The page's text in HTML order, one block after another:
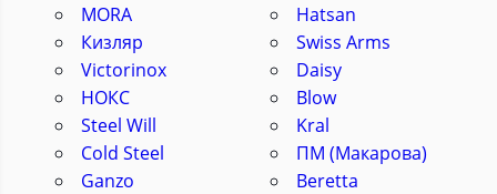
MORA
Кизляр
Victorinox
НОКС
Steel Will
Cold Steel
Ganzo
Hatsan
Swiss Arms
Daisy
Blow
Kral
ПМ (Макарова)
Beretta